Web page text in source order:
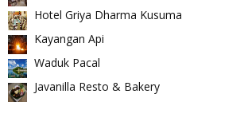
Hotel Griya Dharma Kusuma
Kayangan Api
Waduk Pacal
Javanilla Resto & Bakery